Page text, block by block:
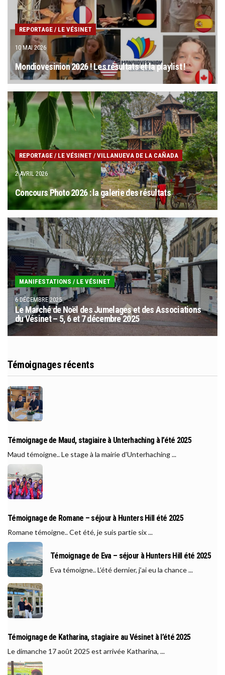
s
REPORTAGE / LE VÉSINET
10 MAI 2026
Mondiovesinion 2026 ! Les résultats et la playlist !
REPORTAGE / LE VÉSINET / VILLANUEVA DE LA CAÑADA
2 AVRIL 2026
Concours Photo 2026 : la galerie des résultats
MANIFESTATIONS / LE VÉSINET
6 DÉCEMBRE 2025
Le Marché de Noël des Jumelages et des Associations
du Vésinet – 5, 6 et 7 décembre 2025
Témoignages récents
Témoignage de Maud, stagiaire à Unterhaching à l’été 2025
Maud témoigne.. Le stage à la mairie d'Unterhaching ...
Témoignage de Romane – séjour à Hunters Hill été 2025
Romane témoigne.. Cet été, je suis partie six ...
Témoignage de Eva – séjour à Hunters Hill été 2025
Eva témoigne.. L’été dernier, j’ai eu la chance ...
Témoignage de Katharina, stagiaire au Vésinet à l’été 2025
Le dimanche 17 août 2025 est arrivée Katharina, ...